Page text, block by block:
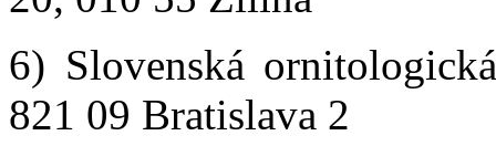
6) Slovenská
821 09 Bratislava 2